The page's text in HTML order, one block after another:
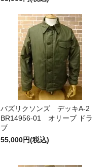
バズリクソンズ デッキA-2
BR14956-01 オリーブ ドラ
ブ
55,000円(税込)